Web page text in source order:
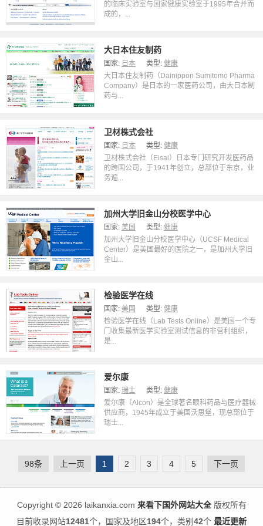
的临床实验室与国家健康实验室于1995年合并而
成的，...
大日本住友制药
国家: 日本 类型: 健康
大日本住友制药（Dainippon Sumitomo Pharma
Company）是日本的一家医药公司，由大日本制
药与...
卫材株式会社
国家: 日本 类型: 健康
卫材株式会社（Eisai）日本专门研究开发医药品
的跨国公司，于1941年创立，总部位于东京，业
务遍...
加州大学旧金山分校医学中心
国家: 美国 类型: 健康
加州大学旧金山分校医学中心（UCSF Medical
Center）是美国最好的医院之一，是加州大学旧
金山...
检验医学在线
国家: 美国 类型: 健康
检验医学在线（Lab Tests Online）是美国一个专
门收集最新医学实验室测试信息的非营利组织，
是...
爱尔康
国家: 瑞士 类型: 健康
爱尔康（Alcon）是全球著名眼科药品与医疗器械
供应商，1945年成立于美国沃思堡，现总部位于
瑞士...
98条 上一页 1 2 3 4 5 下一页
Copyright ©2026 laikanxia.com 来看下国外网站大全版权所有
目前收录网站12481个，国家及地区194个，类别 42个 最近更新